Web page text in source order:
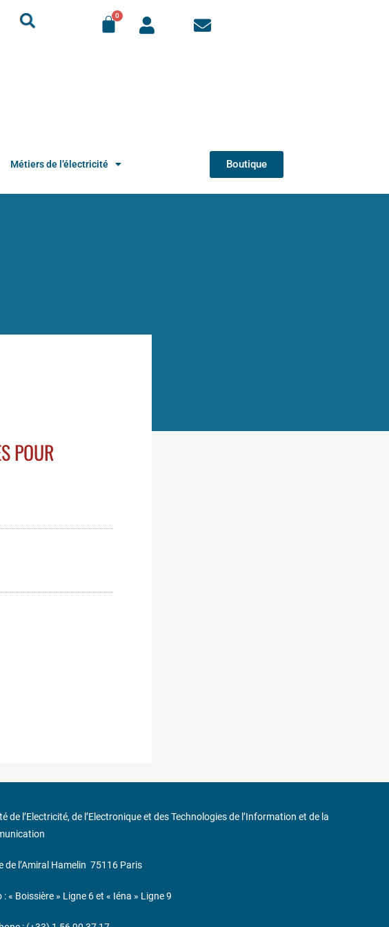
Métiers de l’électricité Boutique
POUR
de l’Electricité, de l’Electronique et des Technologies de l’Information et de la
de l’Amiral Hamelin 75116 Paris
: « Boissière » Ligne 6 et « Iéna » Ligne 9